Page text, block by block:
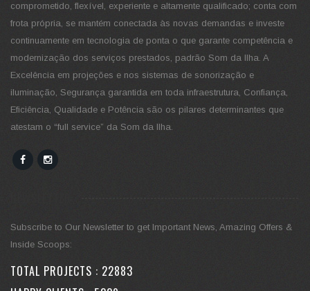
comprometido, flexível, experiente e altamente qualificado; conta com
frota própria, se mantém conectada às novas demandas e investe
continuamente em tecnologia de ponta o que garante competência e
modernização dos serviços prestados, padrão Som da Ilha. A
Excelência em projeções e nos sistemas de sonorização e
iluminação, Segurança garantida em toda infraestrutura, Confiança,
Eficiência, Qualidade e Potência são os pilares determinantes que
atestam o “full service” da Som da Ilha.
Subscribe to Our Newsletter to get Important News, Amazing Offers &
Inside Scoops:
TOTAL PROJECTS : 26767